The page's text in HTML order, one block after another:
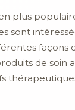
plus
sont
de